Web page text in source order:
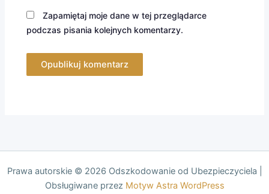
Zapamiętaj moje dane w tej przeglądarce
podczas pisania kolejnych komentarzy.
Prawa autorskie © 2026 Odszkodowanie od Ubezpieczyciela |
Obsługiwane przez Motyw Astra WordPress